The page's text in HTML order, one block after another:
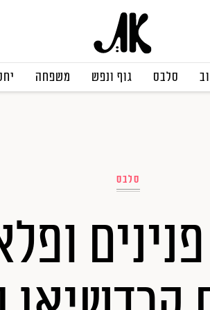
סלבס גוף ונפש משפחה
סלבס
פנינים